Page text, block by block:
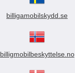
billigamobilskydd.se
billigmobilbeskyttelse.no